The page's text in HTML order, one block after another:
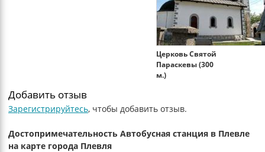
Церковь Святой
Параскевы (300
м.)
Добавить отзыв
Зарегистрируйтесь, чтобы добавить отзыв.
Достопримечательность Автобусная станция в Плевле
на карте города Плевля